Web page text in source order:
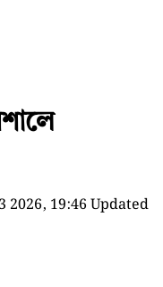
2026, 19:46Updated